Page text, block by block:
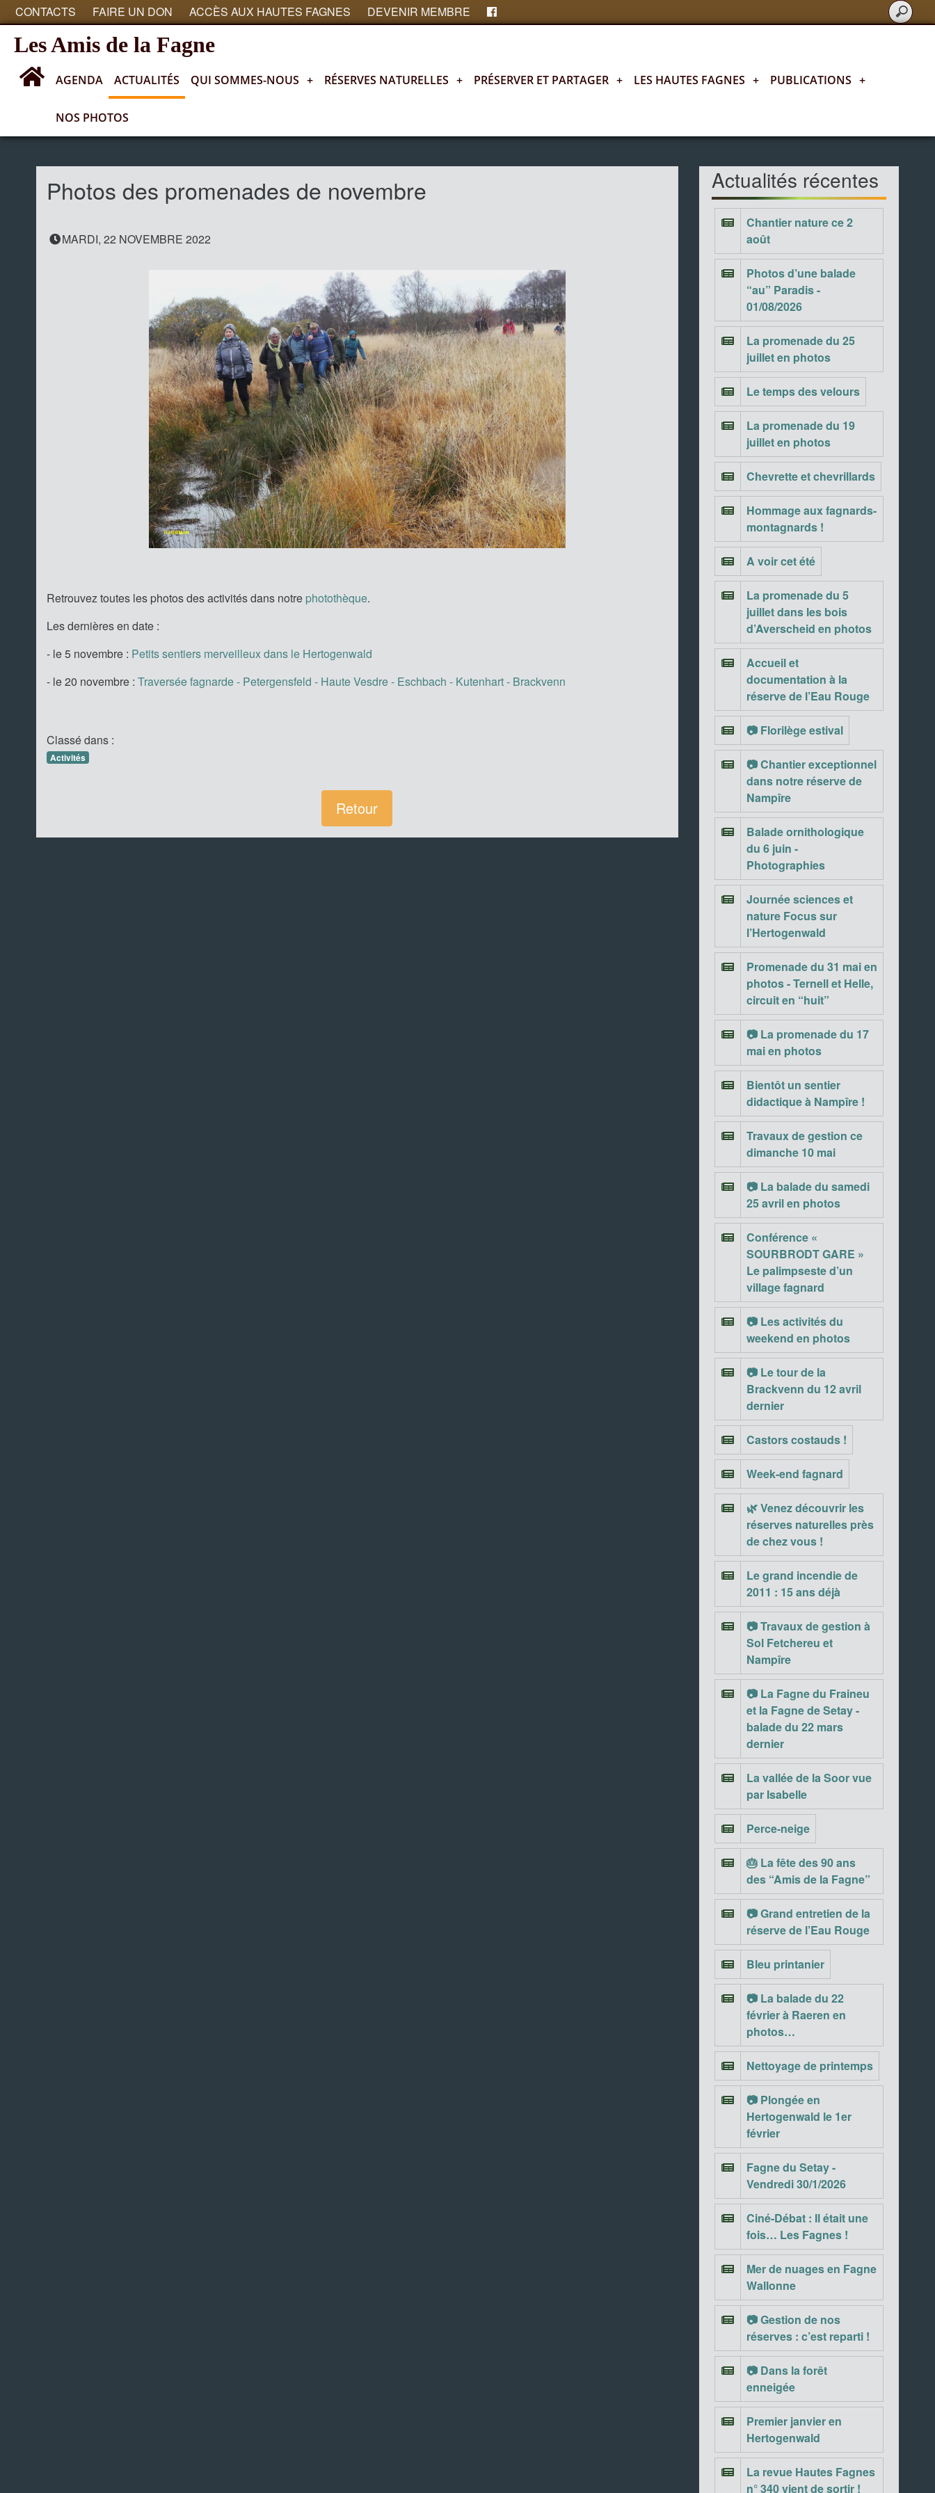
CONTACTS FAIRE UN DON ACCÈS AUX HAUTES FAGNES DEVENIR MEMBRE
Les Amis de la Fagne
AGENDA ACTUALITÉS QUI SOMMES-NOUS + RÉSERVES NATURELLES + PRÉSERVER ET PARTAGER + LES HAUTES FAGNES + PUBLICATIONS +
NOS PHOTOS
Actualités
Photos des promenades de novembre
MARDI, 22 NOVEMBRE 2022
Retrouvez toutes les photos des activités dans notre photothèque.
Les dernières en date :
- le 5 novembre : Petits sentiers merveilleux dans le Hertogenwald
- le 20 novembre : Traversée fagnarde - Petergensfeld - Haute Vesdre - Eschbach - Kutenhart - Brackvenn
Classé dans :
Activités
Retour
Actualités récentes
Chantier nature ce 2
août
Photos d’une balade
“au” Paradis -
01/08/2026
La promenade du 25
juillet en photos
Le temps des velours
La promenade du 19
juillet en photos
Chevrette et chevrillards
Hommage aux fagnards-
montagnards !
A voir cet été
La promenade du 5
juillet dans les bois
d’Averscheid en photos
Accueil et
documentation à la
réserve de l’Eau Rouge
📷 Florilège estival
📷 Chantier exceptionnel
dans notre réserve de
Nampîre
Balade ornithologique
du 6 juin -
Photographies
Journée sciences et
nature Focus sur
l’Hertogenwald
Promenade du 31 mai en
photos - Ternell et Helle,
circuit en “huit”
📷 La promenade du 17
mai en photos
Bientôt un sentier
didactique à Nampîre !
Travaux de gestion ce
dimanche 10 mai
📷 La balade du samedi
25 avril en photos
Conférence «
SOURBRODT GARE »
Le palimpseste d’un
village fagnard
📷 Les activités du
weekend en photos
📷 Le tour de la
Brackvenn du 12 avril
dernier
Castors costauds !
Week-end fagnard
🌿 Venez découvrir les
réserves naturelles près
de chez vous !
Le grand incendie de
2011 : 15 ans déjà
📷 Travaux de gestion à
Sol Fetchereu et
Nampîre
📷 La Fagne du Fraineu
et la Fagne de Setay -
balade du 22 mars
dernier
La vallée de la Soor vue
par Isabelle
Perce-neige
🎂 La fête des 90 ans
des “Amis de la Fagne”
📷 Grand entretien de la
réserve de l’Eau Rouge
Bleu printanier
📷 La balade du 22
février à Raeren en
photos…
Nettoyage de printemps
📷 Plongée en
Hertogenwald le 1er
février
Fagne du Setay -
Vendredi 30/1/2026
Ciné-Débat : Il était une
fois… Les Fagnes !
Mer de nuages en Fagne
Wallonne
📷 Gestion de nos
réserves : c’est reparti !
📷 Dans la forêt
enneigée
Premier janvier en
Hertogenwald
La revue Hautes Fagnes
n° 340 vient de sortir !